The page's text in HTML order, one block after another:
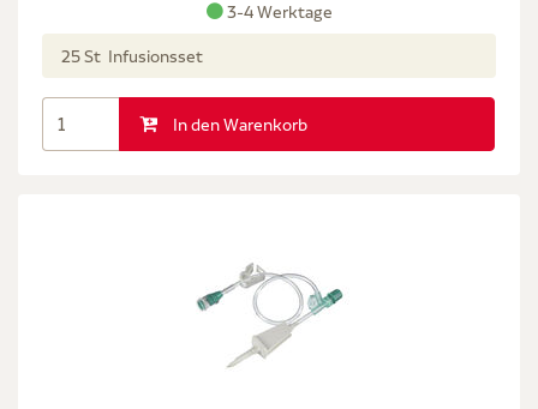
3-4 Werktage
25 St Infusionsset
In den Warenkorb